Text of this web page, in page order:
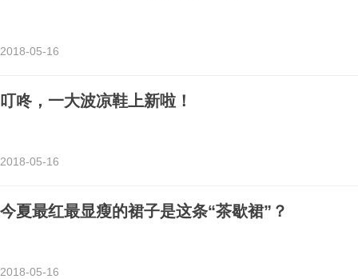
2018-05-16
叮咚，一大波凉鞋上新啦！
2018-05-16
今夏最红最显瘦的裙子是这条“茶歇裙”？
2018-05-16